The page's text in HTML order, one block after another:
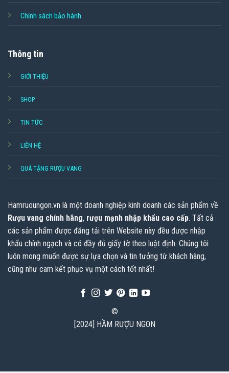
Chính sách bảo hành
Thông tin
GIỚI THIỆU
SHOP
TIN TỨC
LIÊN HỆ
QUÀ TẶNG RƯỢU VANG
Hamruoungon.vn là một doanh nghiệp kinh doanh các sản phẩm về
Rượu vang chính hãng, rượu mạnh nhập khẩu cao cấp. Tất cả
các sản phẩm được đăng tải trên Website này đều được nhập
khẩu chính ngạch và có đầy đủ giấy tờ theo luật định. Chúng tôi
luôn mong muốn được sự lựa chọn và tin tưởng từ khách hàng,
cũng như cam kết phục vụ một cách tốt nhất!
©
[2024] HẦM RƯỢU NGON